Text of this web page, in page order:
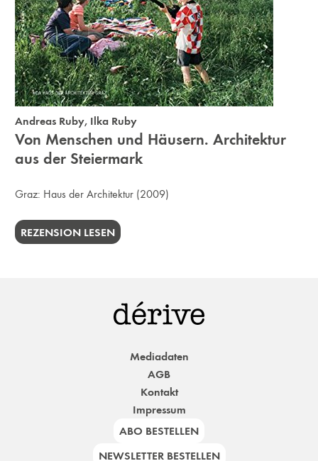
Andreas Ruby, Ilka Ruby
Von Menschen und Häusern. Architektur
aus der Steiermark
Graz: Haus der Architektur (2009)
REZENSION LESEN
Mediadaten
AGB
Kontakt
Impressum
ABO BESTELLEN
NEWSLETTER BESTELLEN